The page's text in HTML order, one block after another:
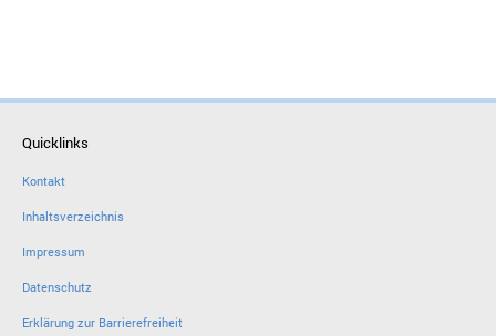
Quicklinks
Kontakt
Inhaltsverzeichnis
Impressum
Datenschutz
Erklärung zur Barrierefreiheit